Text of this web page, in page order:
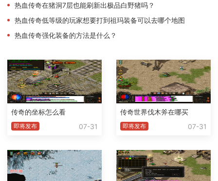
热血传奇在猪洞7层也能刷新出极品白野猪吗？
热血传奇低等级的玩家想要打到祖玛装备可以去哪个地图
热血传奇强化装备的方法是什么？
传奇的坐标怎么看
即将发布 07-31
传奇世界伐木斧在哪买
即将发布 07-31